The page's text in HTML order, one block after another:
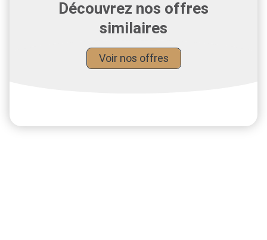
Découvrez nos offres
similaires
Voir nos offres